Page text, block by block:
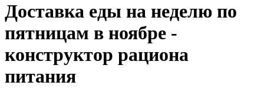
Доставка еды на неделю по
пятницам в ноябре -
конструктор рациона
питания